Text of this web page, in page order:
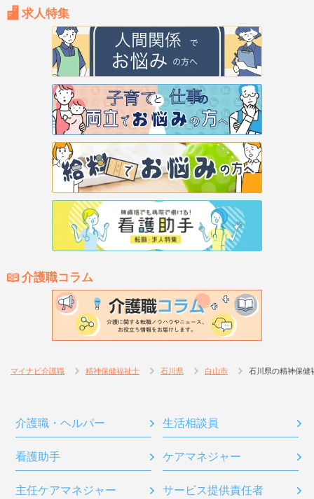
求人特集
介護職コラム
マイナビ介護職 精神保健福祉士 石川県 白山市 石川県の精神保健
介護職・ヘルパー 生活相談員
看護助手 ケアマネジャー
主任ケアマネジャー サービス提供責任者